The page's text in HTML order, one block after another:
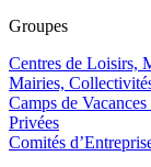
Groupes
Centres de Loisirs,
Mairies,
Camps de
Privées
Comités